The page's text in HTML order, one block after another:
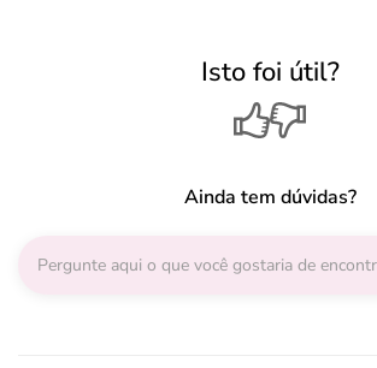
Isto foi útil?
Ainda tem dúvidas?